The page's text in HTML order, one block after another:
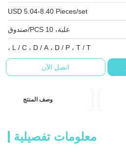
USD 5.04-8.40 Pieces/set
علبة، 10 PCS/صندوق
L / C ، D / A ، D / P ، T / T ،
اتصل الآن
وصف المنتج
معلومات تفصيلية